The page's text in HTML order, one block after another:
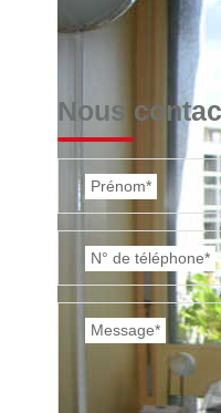
Nous
Prénom*
N° de téléphone*
Message*